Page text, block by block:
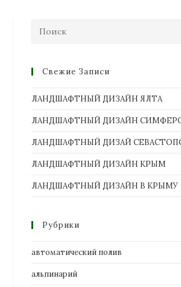
Свежие Записи
ЛАНДШАФТНЫЙ ДИЗАЙН ЯЛТА
ЛАНДШАФТНЫЙ ДИЗАЙН
ЛАНДШАФТНЫЙ ДИЗАЙ
ЛАНДШАФТНЫЙ ДИЗАЙН КРЫМ
ЛАНДШАФТНЫЙ ДИЗАЙН В КРЫМУ
Рубрики
автоматический полив
альпинарий